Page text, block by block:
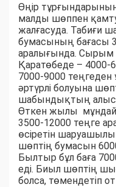
Өңір
малды шөппен
жалғасуда. Табиғи
бумасының бағасы
аралығында. Сырым
Қаратөбеде – 4000-
7000-9000
әртүрлі болуына
шабындықтың
Өткен жылы
3500-12000 теңге
өсіретін
шөптің бумасын
Былтыр бұл баға
еді. Биыл шөптің
болса, төмендетіп